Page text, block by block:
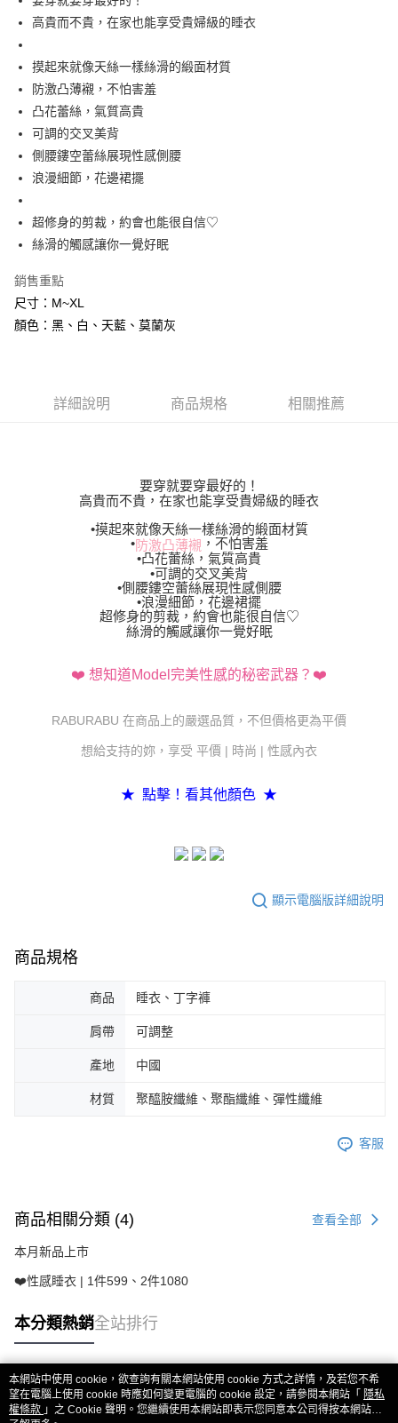
華南商業銀行
上海商業儲蓄銀行
台北富邦商業銀行
臺灣中小企業銀行
台中商業銀行
匯豐（台灣）商業銀行
聯邦商業銀行
元大商業銀行
玉山商業銀行
台新國際商業銀行
台灣樂天信用卡公司
華南商業銀行
彰化商業銀行
國泰世華商業銀行
兆豐國際商業銀行
臺灣中小企業銀行
匯豐（台灣）商業銀行
聯邦商業銀行
元大商業銀行
玉山商業銀行
台新國際商業銀行
超商取貨付款
LINE Pay
Apple Pay
街口支付
ATM付款
全家付款取貨
每筆NT$80，滿NT$600(含以上)免運費
7-11付款取貨
每筆NT$80，滿NT$800(含以上)免運費
黑貓宅配
高貴而不貴，在家也能享受貴婦級的睡衣
摸起來就像天絲一樣絲滑的緞面材質
防激凸薄襯，不怕害羞
凸花蕾絲，氣質高貴
可調的交叉美背
側腰鏤空蕾絲展現性感側腰
浪漫細節，花邊裙擺
超修身的剪裁，約會也能很自信♡
絲滑的觸感讓你一覺好眠
銷售重點
尺寸：M~XL
顏色：黑、白、天藍、莫蘭灰
詳細說明 商品規格 相關推薦
要穿就要穿最好的！
高貴而不貴，在家也能享受貴婦級的睡衣
•摸起來就像天絲一樣絲滑的緞面材質
•防激凸薄襯 ，不怕害羞
•凸花蕾絲，氣質高貴
•可調的交叉美背
•側腰鏤空蕾絲展現性感側腰
•浪漫細節，花邊裙擺
超修身的剪裁，約會也能很自信♡
絲滑的觸感讓你一覺好眠
❤️ 想知道Model完美性感的秘密武器？❤️
RABURABU 在商品上的嚴選品質，不但價格更為平價
想給支持的妳，享受 平價 | 時尚 | 性感內衣
★ 點擊！看其他顏色 ★
顯示電腦版詳細說明
商品規格
商品 睡衣、丁字褲
肩帶 可調整
產地 中國
材質 聚醯胺纖維、聚酯纖維、彈性纖維
客服
商品相關分類 (4) 查看全部
本月新品上市
❤️性感睡衣 | 1件599、2件1080
本分類熱銷全站排行
熱門標籤
本網站中使用 cookie，欲查詢有關本網站使用 cookie 方式之詳情，及若您不希
望在電腦上使用 cookie 時應如何變更電腦的 cookie 設定，請參閱本網站「 隱私
權條款 」之 Cookie 聲明。您繼續使用本網站即表示您同意本公司得按本網站使